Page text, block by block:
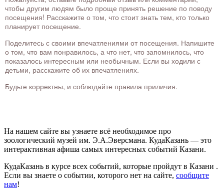
чтобы другим людям было проще принять решение по поводу
посещения! Расскажите о том, что стоит знать тем, кто только
планирует посещение.
Поделитесь с своими впечатлениями от посещения. Напишите
о том, что вам понравилось, а что нет, что запомнилось, что
показалось интересным или необычным. Если вы ходили с
детьми, расскажите об их впечатлениях.
Будьте корректны, и соблюдайте правила приличия.
На нашем сайте вы узнаете всё необходимое про
зоологический музей им. Э.А.Эверсмана. КудаКазань — это
интерактивная афиша самых интересных событий Казани.
КудаКазань в курсе всех событий, которые пройдут в Казани .
Если вы знаете о событии, которого нет на сайте, сообщите
нам!